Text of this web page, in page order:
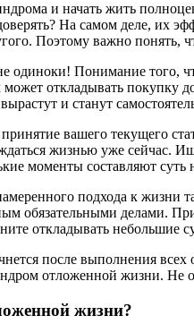
и начать жить
На самом деле, их
Поэтому важно
одиноки! Понимание
откладывать покупку
и станут
вашего текущего
жизнью уже
моменты составляют
подхода к жизни
обязательными делами.
откладывать
после выполнения всех
отложенной жизни. Не
жизни?